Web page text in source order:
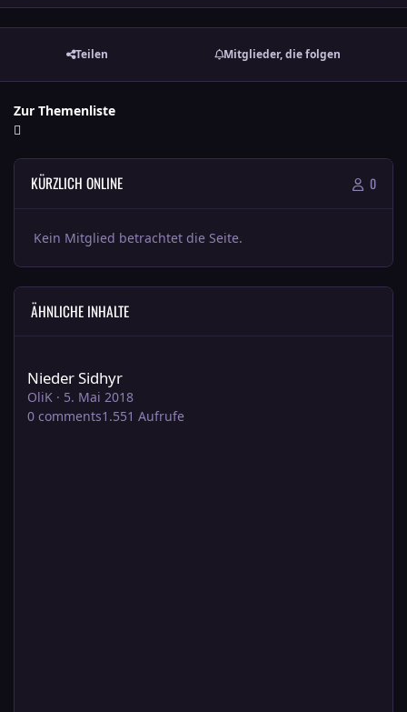
Teilen Mitglieder, die folgen
Zur Themenliste
KÜRZLICH ONLINE 0
Kein Mitglied betrachtet die Seite.
ÄHNLICHE INHALTE
Nieder Sidhyr
OliK · 5. Mai 2018
0 comments1.551 Aufrufe